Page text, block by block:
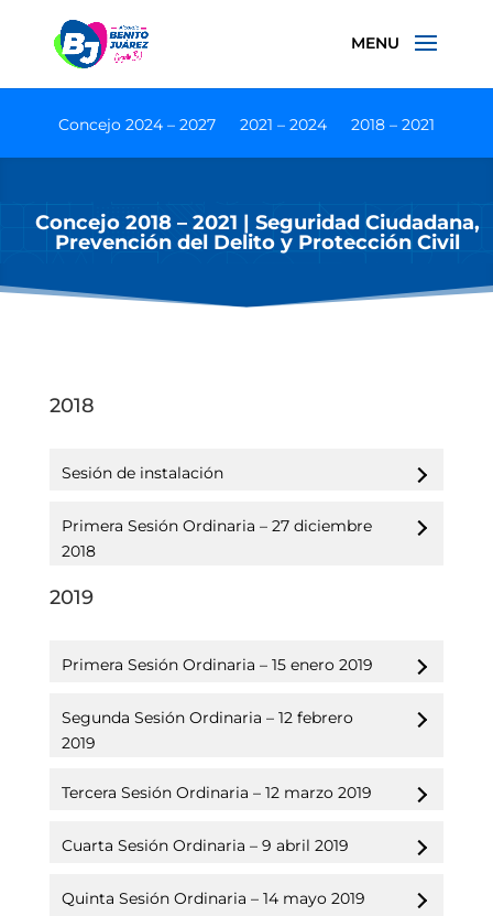
Concejo 2024 – 2027 2021 – 2024 2018 – 2021
Concejo 2018 – 2021 | Seguridad Ciudadana,
Prevención del Delito y Protección Civil
2018
Sesión de instalación
Primera Sesión Ordinaria – 27 diciembre
2018
2019
Primera Sesión Ordinaria – 15 enero 2019
Segunda Sesión Ordinaria – 12 febrero
2019
Tercera Sesión Ordinaria – 12 marzo 2019
Cuarta Sesión Ordinaria – 9 abril 2019
Quinta Sesión Ordinaria – 14 mayo 2019